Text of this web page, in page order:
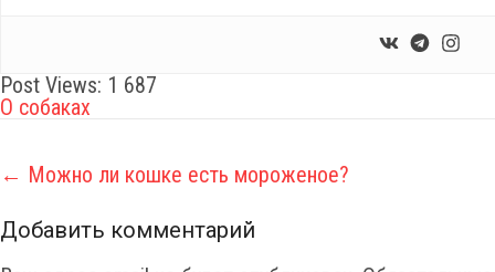
Post Views: 1 687
О собаках
P
s
← Можно ли кошке есть мороженое?
Добавить комментарий